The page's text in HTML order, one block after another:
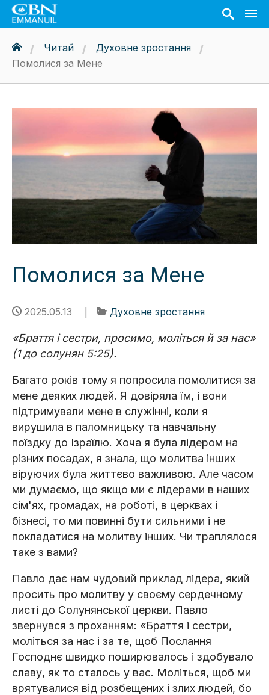
Читай
Духовне зростання
Помолися за Мене
Помолися за Мене
2025.05.13 Духовне зростання
«Браття і сестри, просимо, моліться й за нас»
(1 до солунян 5:25).
Багато років тому я попросила помолитися за
мене деяких людей. Я довіряла їм, і вони
підтримували мене в служінні, коли я
вирушила в паломницьку та навчальну
поїздку до Ізраїлю. Хоча я була лідером на
різних посадах, я знала, що молитва інших
віруючих була життєво важливою. Але часом
ми думаємо, що якщо ми є лідерами в наших
сім'ях, громадах, на роботі, в церквах і
бізнесі, то ми повинні бути сильними і не
покладатися на молитву інших. Чи траплялося
таке з вами?
Павло дає нам чудовий приклад лідера, який
просить про молитву у своєму сердечному
листі до Солунянської церкви. Павло
звернувся з проханням: «Браття і сестри,
моліться за нас і за те, щоб Послання
Господнє швидко поширювалось і здобувало
славу, як то сталось у вас. Моліться, щоб ми
врятувалися від розбещених і злих людей, бо